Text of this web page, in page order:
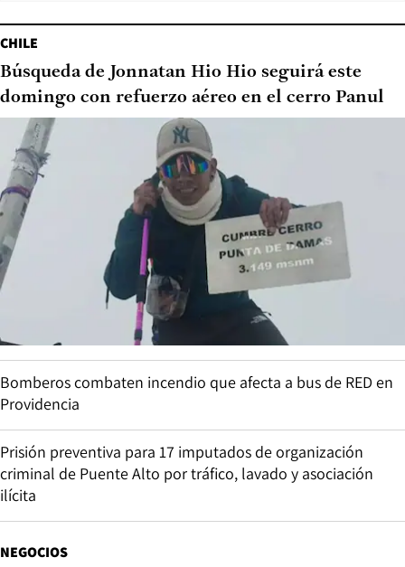
CHILE
Búsqueda de Jonnatan Hio Hio seguirá este
domingo con refuerzo aéreo en el cerro Panul
Bomberos combaten incendio que afecta a bus de RED en
Providencia
Prisión preventiva para 17 imputados de organización
criminal de Puente Alto por tráfico, lavado y asociación
ilícita
NEGOCIOS